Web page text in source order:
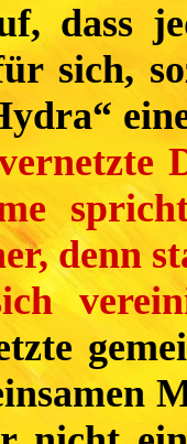
dass
sich,
denn